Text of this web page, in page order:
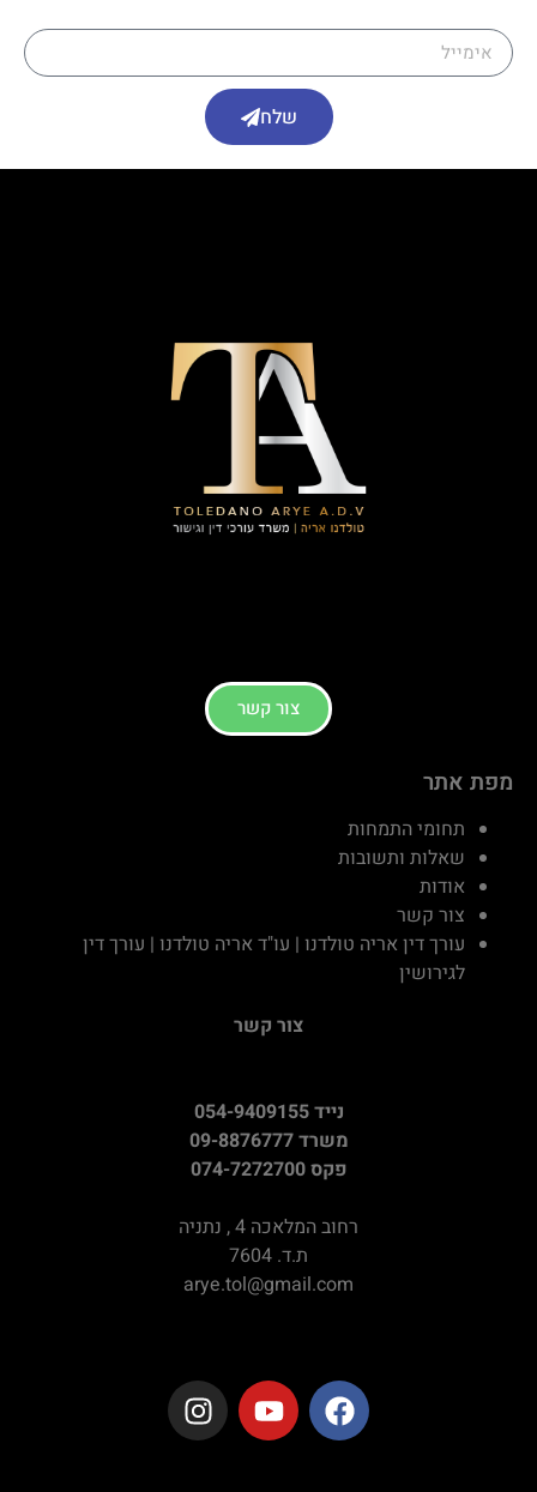
שלח
צור קשר
מפת אתר
תחומי התמחות
שאלות ותשובות
אודות
צור קשר
עורך דין אריה טולדנו | עו"ד אריה טולדנו | עורך דין
לגירושין
צור קשר
נייד 054-9409155
משרד 09-8876777
פקס 074-7272700
רחוב המלאכה 4 , נתניה
ת.ד. 7604
arye.tol@gmail.com